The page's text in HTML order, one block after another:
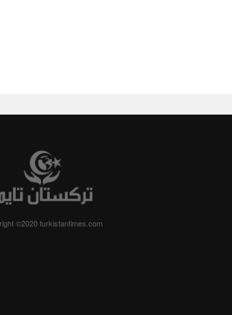
©2020 turkistantimes.com